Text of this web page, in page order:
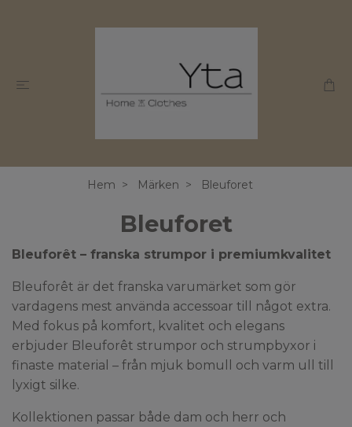
Hem Märken Bleuforet
Bleuforet
Bleuforêt – franska strumpor i premiumkvalitet
Bleuforêt är det franska varumärket som gör
vardagens mest använda accessoar till något extra.
Med fokus på komfort, kvalitet och elegans
erbjuder Bleuforêt strumpor och strumpbyxor i
finaste material – från mjuk bomull och varm ull till
lyxigt silke.
Kollektionen passar både dam och herr och